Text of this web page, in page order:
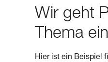
Wir geht
Thema
Hier ist ein Beispiel